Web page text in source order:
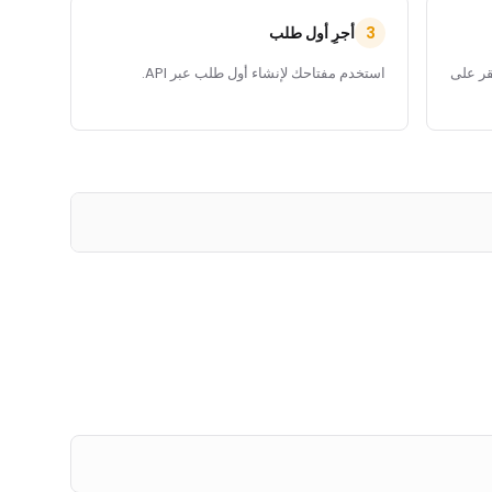
على
3 أجرِ أول طلب
استخدم مفتاحك لإنشاء أول طلب عبر API.